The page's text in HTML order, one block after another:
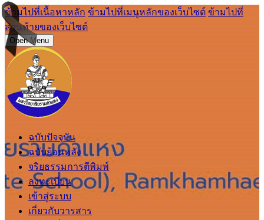
ข้ามไปที่เนื้อหาหลัก ข้ามไปที่เมนูหลักของเว็บไซต์ ข้ามไปที่
ส่วนท้ายของเว็บไซต์
Open Menu
ฉบับปัจจุบัน
ฉบับย้อนหลัง
จริยธรรมการตีพิมพ์
ลงทะเบียน
เข้าสู่ระบบ
เกี่ยวกับวารสาร